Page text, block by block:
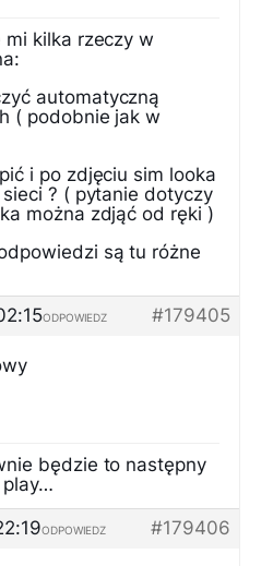
kilka rzeczy w
automatyczną
( podobnie jak w
i po zdjęciu sim looka
? ( pytanie dotyczy
można zdjąć od ręki )
są tu różne
#179405
ODPOWIEDZ
będzie to następny
#179406
ODPOWIEDZ